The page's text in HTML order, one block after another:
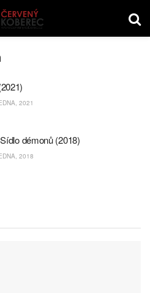
2021
démonů (2018)
2018